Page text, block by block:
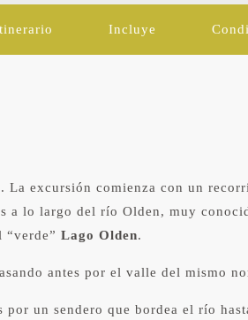
Incluye
La excursión comienza con un
a lo largo del río Olden, muy
Lago Olden.
antes por el valle del mismo
por un sendero que bordea el río